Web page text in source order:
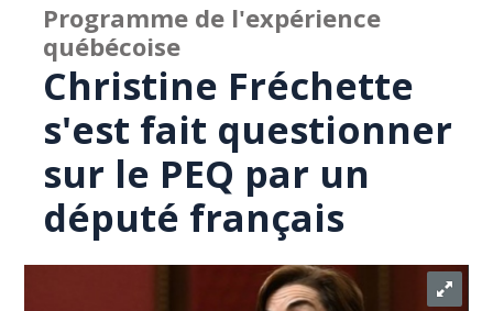
Programme de l'expérience
québécoise
Christine Fréchette
s'est fait questionner
sur le PEQ par un
député français